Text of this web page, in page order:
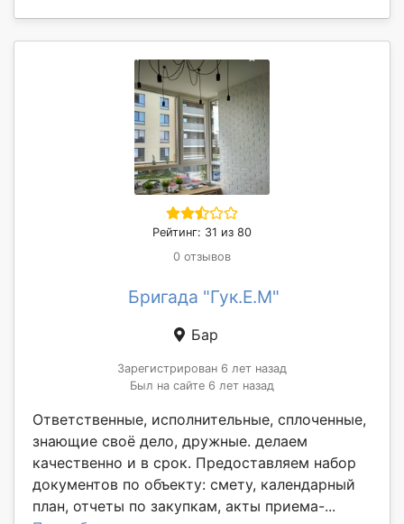
Рейтинг: 31 из 80
0 отзывов
Бригада "Гук.Е.М"
Бар
Зарегистрирован 6 лет назад
Был на сайте 6 лет назад
Ответственные, исполнительные, сплоченные,
знающие своё дело, дружные. делаем
качественно и в срок. Предоставляем набор
документов по объекту: смету, календарный
план, отчеты по закупкам, акты приема-...